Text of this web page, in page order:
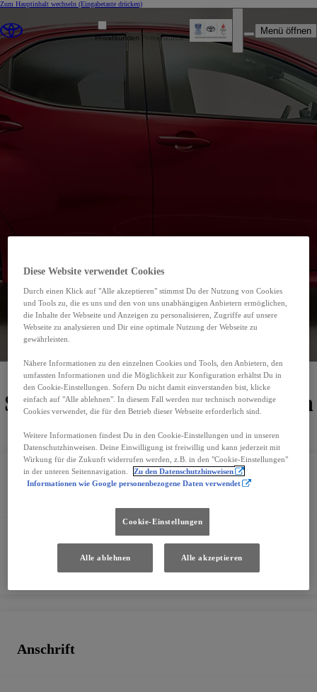
Zum Hauptinhalt wechseln (Eingabetaste drücken)
Privatkunden Firmenkunden
Menü öffnen
Auto Walter GmbH & Co.
KG
00CD9-8F529-FB49E-73C00-01220-1
Standorte und Öffnungszeiten
Kontakt
+43 5574 45388
lochau@autohaus-walter.at
Anschrift
Diese Website verwendet Cookies
Durch einen Klick auf "Alle akzeptieren" stimmst Du der Nutzung von Cookies
und Tools zu, die es uns und den von uns unabhängigen Anbietern ermöglichen,
die Inhalte der Webseite und Anzeigen zu personalisieren, Zugriffe auf unsere
Webseite zu analysieren und Dir eine optimale Nutzung der Webseite zu
gewährleisten.
Nähere Informationen zu den einzelnen Cookies und Tools, den Anbietern, den
umfassten Informationen und die Möglichkeit zur Konfiguration erhältst Du in
den Cookie-Einstellungen. Sofern Du nicht damit einverstanden bist, klicke
einfach auf "Alle ablehnen". In diesem Fall werden nur technisch notwendige
Cookies verwendet, die für den Betrieb dieser Webseite erforderlich sind.
Weitere Informationen findest Du in den Cookie-Einstellungen und in unseren
Datenschutzhinweisen. Deine Einwilligung ist freiwillig und kann jederzeit mit
Wirkung für die Zukunft widerrufen werden, z.B. in den "Cookie-Einstellungen"
in der unteren Seitennavigation.
Zu den Datenschutzhinweisen
Informationen wie Google personenbezogene Daten verwendet
Cookie-Einstellungen
Alle ablehnen Alle akzeptieren